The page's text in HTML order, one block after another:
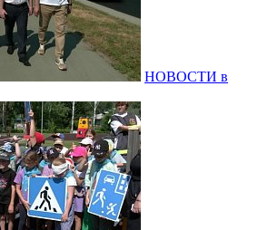
НОВОСТИ в